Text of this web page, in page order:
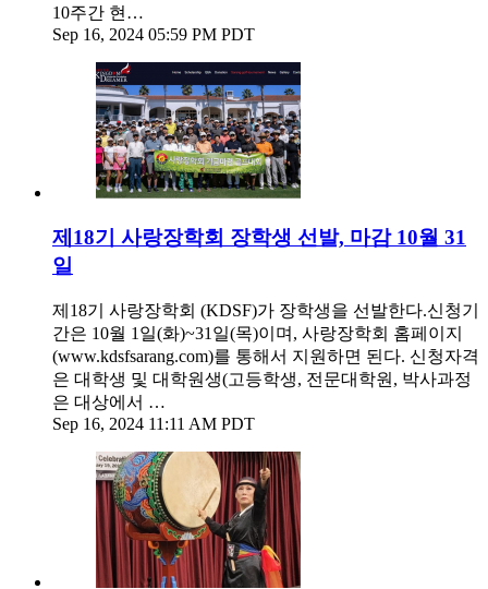
10주간 현…
Sep 16, 2024 05:59 PM PDT
제18기 사랑장학회 장학생 선발, 마감 10월 31
일
제18기 사랑장학회 (KDSF)가 장학생을 선발한다.신청기
간은 10월 1일(화)~31일(목)이며, 사랑장학회 홈페이지
(www.kdsfsarang.com)를 통해서 지원하면 된다. 신청자격
은 대학생 및 대학원생(고등학생, 전문대학원, 박사과정
은 대상에서 …
Sep 16, 2024 11:11 AM PDT